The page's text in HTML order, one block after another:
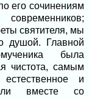
его сочинениям
святителя, мы
душой. Главной
была
чистота, самым
и
вместе со